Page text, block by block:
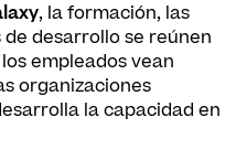
, la formación, las
desarrollo se reúnen
empleados vean
organizaciones
la capacidad en